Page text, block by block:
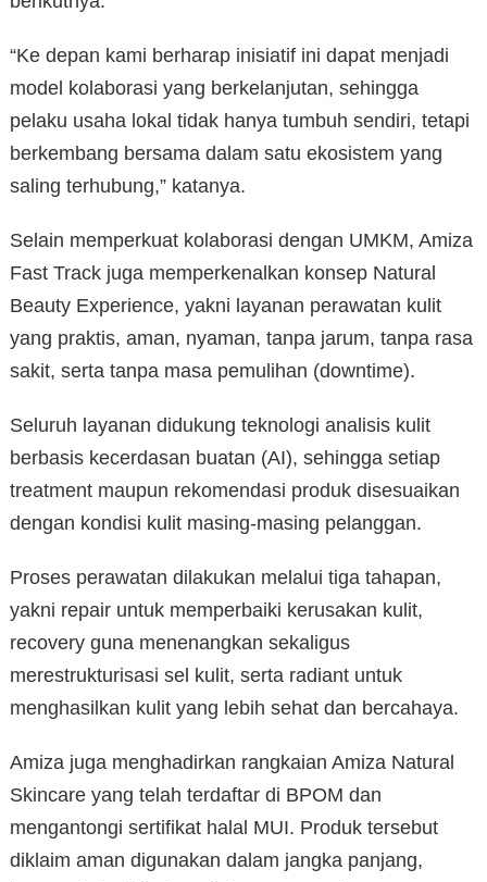
“Ke depan kami berharap inisiatif ini dapat menjadi
model kolaborasi yang berkelanjutan, sehingga
pelaku usaha lokal tidak hanya tumbuh sendiri, tetapi
berkembang bersama dalam satu ekosistem yang
saling terhubung,” katanya.
Selain memperkuat kolaborasi dengan UMKM, Amiza
Fast Track juga memperkenalkan konsep Natural
Beauty Experience, yakni layanan perawatan kulit
yang praktis, aman, nyaman, tanpa jarum, tanpa rasa
sakit, serta tanpa masa pemulihan (downtime).
Seluruh layanan didukung teknologi analisis kulit
berbasis kecerdasan buatan (AI), sehingga setiap
treatment maupun rekomendasi produk disesuaikan
dengan kondisi kulit masing-masing pelanggan.
Proses perawatan dilakukan melalui tiga tahapan,
yakni repair untuk memperbaiki kerusakan kulit,
recovery guna menenangkan sekaligus
merestrukturisasi sel kulit, serta radiant untuk
menghasilkan kulit yang lebih sehat dan bercahaya.
Amiza juga menghadirkan rangkaian Amiza Natural
Skincare yang telah terdaftar di BPOM dan
mengantongi sertifikat halal MUI. Produk tersebut
diklaim aman digunakan dalam jangka panjang,